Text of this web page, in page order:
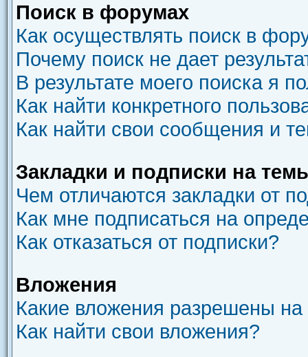
Поиск в форумах
Как осуществлять поиск в
Почему поиск не дает
В результате моего поиска я
Как найти конкретного
Как найти свои сообщения и
Закладки и подписки на
Чем отличаются закладки от
Как мне подписаться на
Как отказаться от подписки?
Вложения
Какие вложения разрешены
Как найти свои вложения?